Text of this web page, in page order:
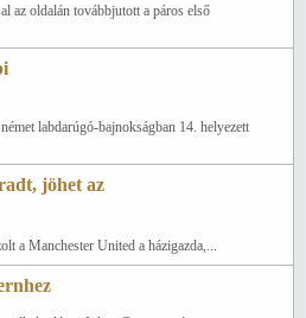
az oldalán továbbjutott a páros első
labdarúgó-bajnokságban 14. helyezett
jöhet az
a Manchester United a házigazda,...